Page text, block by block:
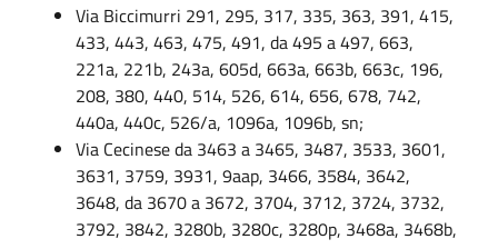
Via Biccimurri 291, 295, 317, 335, 363, 391, 415,
433, 443, 463, 475, 491, da 495 a 497, 663,
221a, 221b, 243a, 605d, 663a, 663b, 663c, 196,
208, 380, 440, 514, 526, 614, 656, 678, 742,
440a, 440c, 526/a, 1096a, 1096b, sn;
Via Cecinese da 3463 a 3465, 3487, 3533, 3601,
3631, 3759, 3931, 9aap, 3466, 3584, 3642,
3648, da 3670 a 3672, 3704, 3712, 3724, 3732,
3792, 3842, 3280b, 3280c, 3280p, 3468a, 3468b,